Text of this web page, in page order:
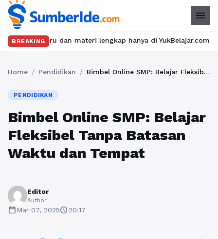
menu
BREAKING
dan materi lengkap hanya di YukBelajar.com. Mulai
Home / Pendidikan / Bimbel Online SMP: Belajar Fleksibel Tanpa Batasan Waktu dan Tempat
PENDIDIKAN
Bimbel Online SMP: Belajar
Fleksibel Tanpa Batasan
Waktu dan Tempat
Editor
Author
calendar_todayMar 07, 2025schedule20:17